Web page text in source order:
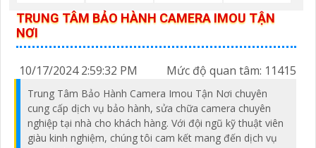
TRUNG TÂM BẢO HÀNH CAMERA IMOU TẬN
NƠI
10/17/2024 2:59:32 PM Mức độ quan tâm: 11415
Trung Tâm Bảo Hành Camera Imou Tận Nơi chuyên
cung cấp dịch vụ bảo hành, sửa chữa camera chuyên
nghiệp tại nhà cho khách hàng. Với đội ngũ kỹ thuật viên
giàu kinh nghiệm, chúng tôi cam kết mang đến dịch vụ